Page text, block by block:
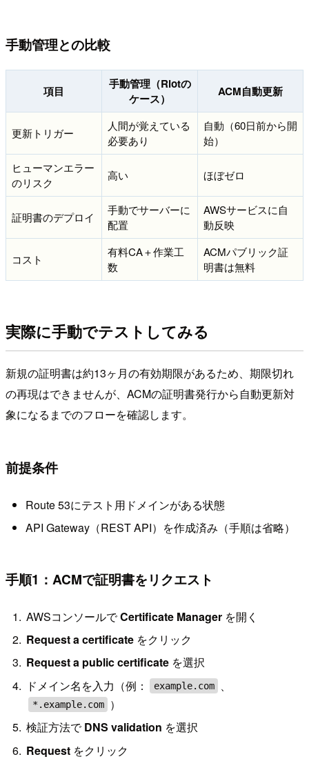
手動管理との比較
項目
手動管理（Riotの
ケース）
ACM自動更新
更新トリガー
人間が覚えている
必要あり
自動（60日前から開
始）
ヒューマンエラー
のリスク
高い ほぼゼロ
証明書のデプロイ
手動でサーバーに
配置
AWSサービスに自
動反映
コスト
有料CA＋作業工
数
ACMパブリック証
明書は無料
実際に手動でテストしてみる
新規の証明書は約13ヶ月の有効期限があるため、期限切れ
の再現はできませんが、ACMの証明書発行から自動更新対
象になるまでのフローを確認します。
前提条件
Route 53にテスト用ドメインがある状態
API Gateway（REST API）を作成済み（手順は省略）
手順1：ACMで証明書をリクエスト
AWSコンソールでCertificate Manager を開く
Request a certificate をクリック
Request a public certificate を選択
ドメイン名を入力（例：
example.com 、
*.example.com
）
検証方法でDNS validation を選択
Request をクリック